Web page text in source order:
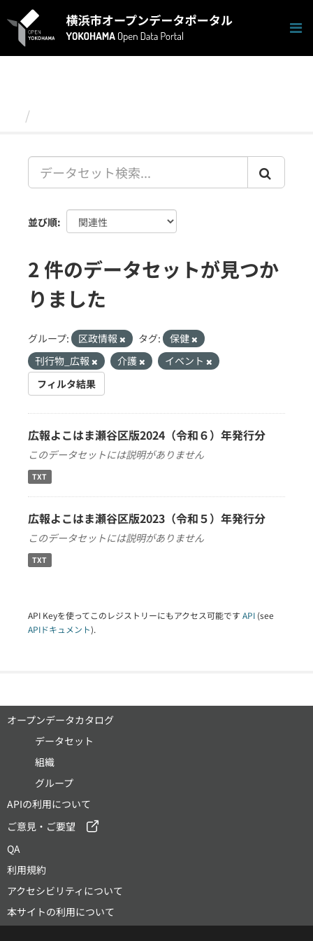
キ
並び順
2 件のデータセットが見つか
りました
グループ: 区政情報 タグ:
保健
刊行物_広報
介護
イベント
フィルタ結果
広報よこはま瀬谷区版2024（令和６）年発行分
このデータセットには説明がありません
TXT
広報よこはま瀬谷区版2023（令和５）年発行分
このデータセットには説明がありません
TXT
API Keyを使ってこのレジストリーにもアクセス可能です API (see
APIドキュメント).
オープンデータカタログ
データセット
組織
グループ
APIの利用について
ご意見・ご要望
QA
利用規約
アクセシビリティについて
本サイトの利用について